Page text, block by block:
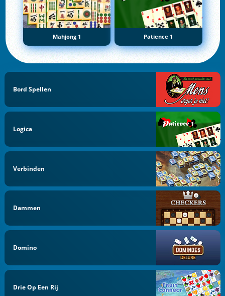
Mahjong 1 Patience 1
Bord Spellen
Logica
Verbinden
Dammen
Domino
Drie Op Een Rij